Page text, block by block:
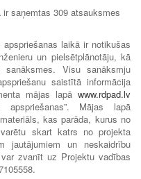
saņemtas 309 atsauksmes
laikā ir notikušas
un pielsētplānotāju, kā
Visu sanāksmju
saistītā informācija
mājas lapā www.rdpad.lv
Mājas lapā
kas parāda, kurus no
skart katrs no projekta
jautājumiem un neskaidrību
zvanīt uz Projektu vadības